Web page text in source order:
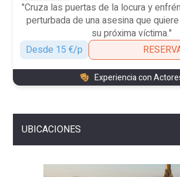
"Cruza las puertas de la locura y
perturbada de una asesina que
su próxima víctima."
Desde 15 €/p
Experiencia con
UBICACIONES